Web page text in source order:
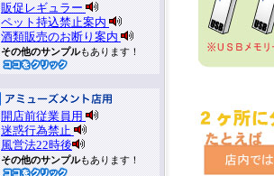
販促レギュラー
ペット持込禁止案内
酒類販売のお断り案内
その他のサンプルもあります！
開店前従業員用
迷惑行為禁止
風営法22時後
その他のサンプルもあります！